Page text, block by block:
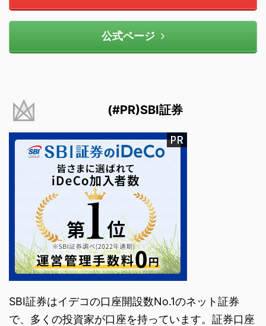
公式ページ
(#PR)SBI証券
SBI証券はイデコの口座開設数No.1のネット証券
で、多くの投資家が口座を持っています。証券口座